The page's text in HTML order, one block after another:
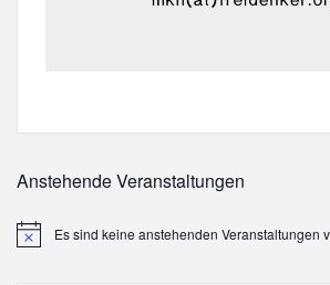
Anstehende Veranstaltungen
Es sind keine anstehenden Veranstaltungen